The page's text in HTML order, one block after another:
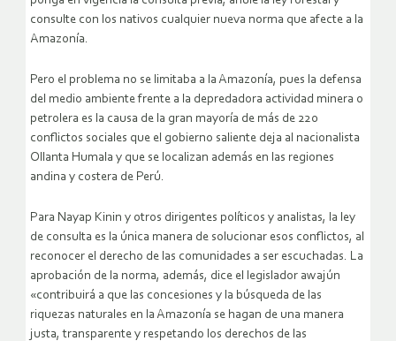
consulte con los nativos cualquier nueva norma que afecte a la
Amazonía.
Pero el problema no se limitaba a la Amazonía, pues la defensa
del medio ambiente frente a la depredadora actividad minera o
petrolera es la causa de la gran mayoría de más de 220
conflictos sociales que el gobierno saliente deja al nacionalista
Ollanta Humala y que se localizan además en las regiones
andina y costera de Perú.
Para Nayap Kinin y otros dirigentes políticos y analistas, la ley
de consulta es la única manera de solucionar esos conflictos, al
reconocer el derecho de las comunidades a ser escuchadas. La
aprobación de la norma, además, dice el legislador awajún
«contribuirá a que las concesiones y la búsqueda de las
riquezas naturales en la Amazonía se hagan de una manera
justa, transparente y respetando los derechos de las